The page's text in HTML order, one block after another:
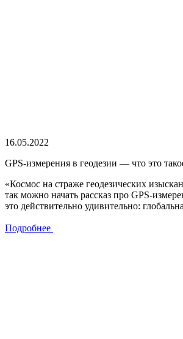
16.05.2022
GPS-измерения в геодезии — что это
«Космос на страже геодезических
так можно начать рассказ про GPS-
это действительно удивительно:
Подробнее